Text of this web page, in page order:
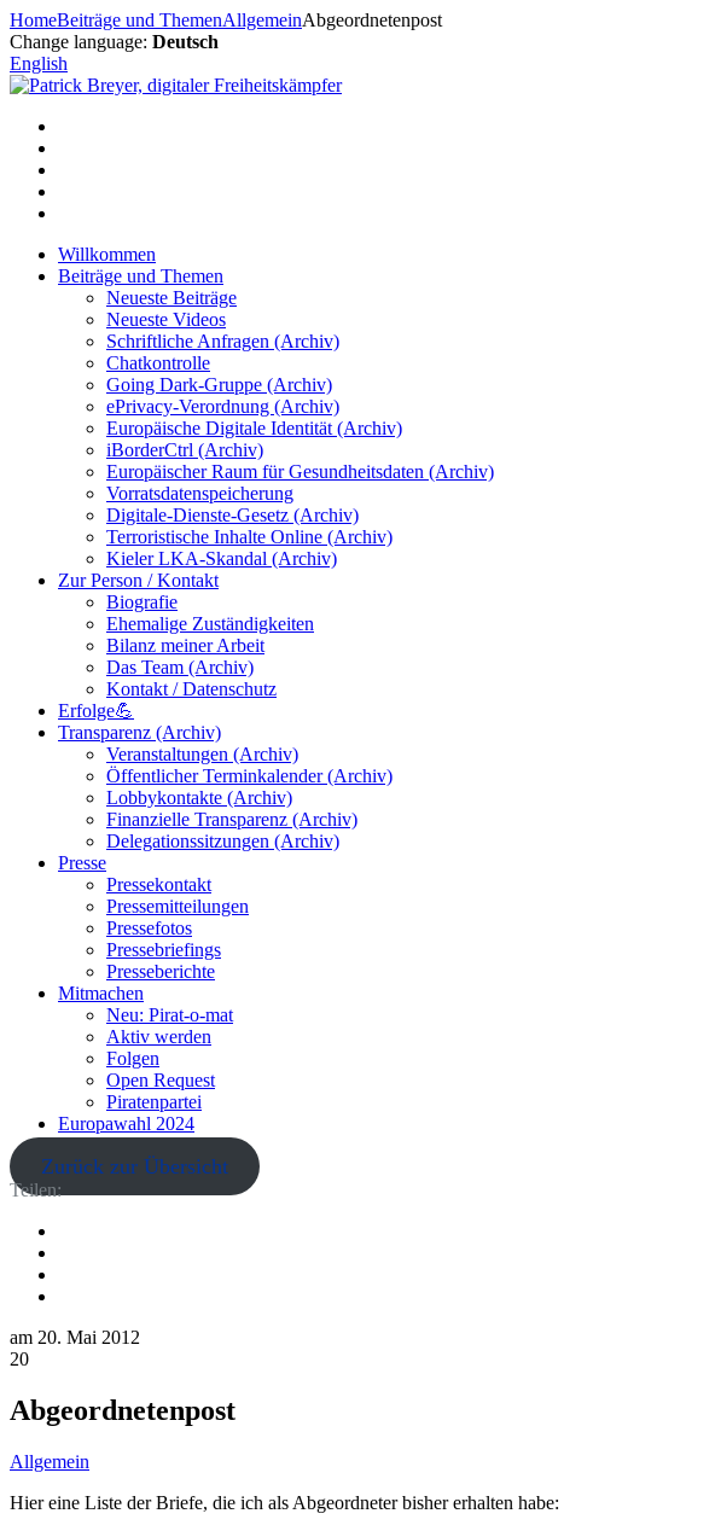
Zum
Inhalt
springen
HomeBeiträge und ThemenAllgemeinAbgeordnetenpost
Change language: Deutsch
English
Willkommen
Beiträge und Themen
Neueste Beiträge
Neueste Videos
Schriftliche Anfragen (Archiv)
Chatkontrolle
Going Dark-Gruppe (Archiv)
ePrivacy-Verordnung (Archiv)
Europäische Digitale Identität (Archiv)
iBorderCtrl (Archiv)
Europäischer Raum für Gesundheitsdaten (Archiv)
Vorratsdatenspeicherung
Digitale-Dienste-Gesetz (Archiv)
Terroristische Inhalte Online (Archiv)
Kieler LKA-Skandal (Archiv)
Zur Person / Kontakt
Biografie
Ehemalige Zuständigkeiten
Bilanz meiner Arbeit
Das Team (Archiv)
Kontakt / Datenschutz
Erfolge💪
Transparenz (Archiv)
Veranstaltungen (Archiv)
Öffentlicher Terminkalender (Archiv)
Lobbykontakte (Archiv)
Finanzielle Transparenz (Archiv)
Delegationssitzungen (Archiv)
Presse
Pressekontakt
Pressemitteilungen
Pressefotos
Pressebriefings
Presseberichte
Mitmachen
Neu: Pirat-o-mat
Aktiv werden
Folgen
Open Request
Piratenpartei
Europawahl 2024
Zurück zur Übersicht
Teilen:
am 20. Mai 2012
20
Abgeordnetenpost
Allgemein
Hier eine Liste der Briefe, die ich als Abgeordneter bisher erhalten habe: